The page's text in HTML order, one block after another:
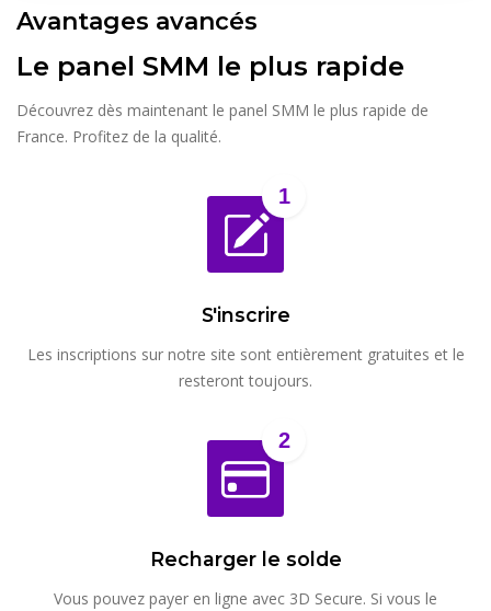
Avantages avancés
Le panel SMM le plus rapide
Découvrez dès maintenant le panel SMM le plus rapide de
France. Profitez de la qualité.
1
S'inscrire
Les inscriptions sur notre site sont entièrement gratuites et le
resteront toujours.
2
Recharger le solde
Vous pouvez payer en ligne avec 3D Secure. Si vous le